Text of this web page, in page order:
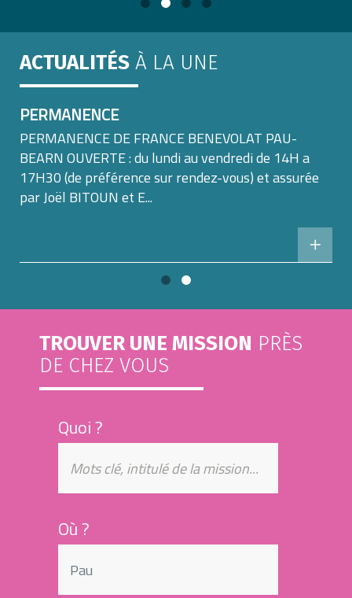
ACTUALITÉS À LA UNE
PERMANENCE
PERMANENCE DE FRANCE BENEVOLAT PAU-
BEARN OUVERTE : du lundi au vendredi de 14H a
17H30 (de préférence sur rendez-vous) et assurée
par Joël BITOUN et E...
TROUVER UNE MISSION PRÈS
DE CHEZ VOUS
Quoi ?
Où ?